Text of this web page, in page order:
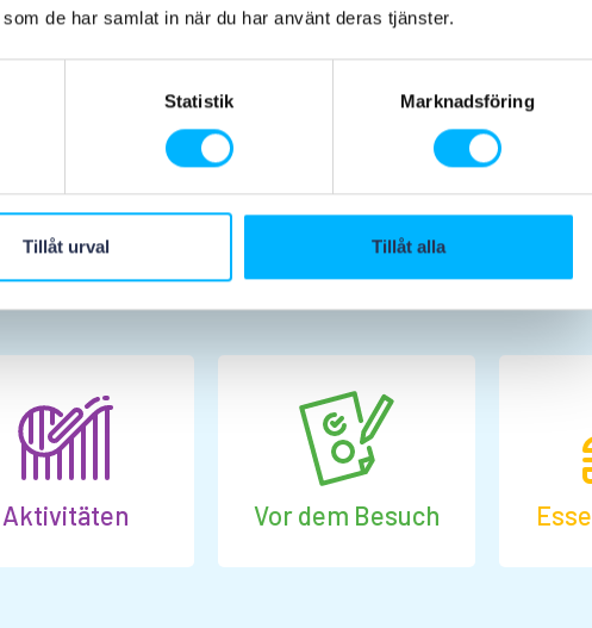
de har samlat in när du har använt deras tjänster.
Statistik Marknadsföring
Tillåt urval Tillåt alla
Neuigkeiten
ditt besök
Aktivitäten Vor dem Besuch